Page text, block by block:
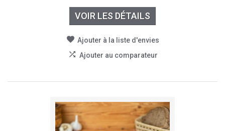
VOIR LES DÉTAILS
Ajouter à la liste d'envies
Ajouter au comparateur